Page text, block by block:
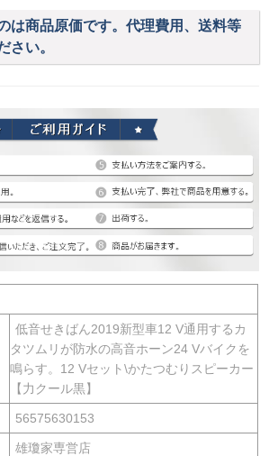
は商品原価です。代理費用、送料等
さい。
低音せきばん2019新型車12 V通用するカ
タツムリが防水の高音ホーン24 Vバイクを
鳴らす。12 Vセット\かたつむりスピーカー
【力クール黒】
56575630153
雄瓊家専営店